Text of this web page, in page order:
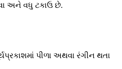
અને વધુ ટકાઉ છે.
પીળા અથવા રંગીન થતા